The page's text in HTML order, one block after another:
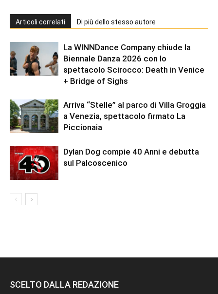
Articoli correlati Di più dello stesso autore
La WINNDance Company chiude la
Biennale Danza 2026 con lo
spettacolo Scirocco: Death in Venice
+ Bridge of Sighs
Arriva “Stelle” al parco di Villa Groggia
a Venezia, spettacolo firmato La
Piccionaia
Dylan Dog compie 40 Anni e debutta
sul Palcoscenico
SCELTO DALLA REDAZIONE